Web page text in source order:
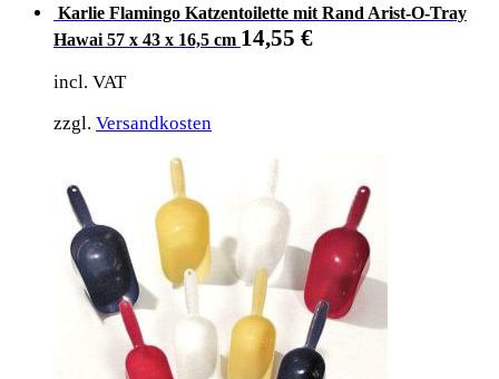
Karlie Flamingo Katzentoilette mit Rand Arist-O-Tray
Hawai 57 x 43 x 16,5 cm 14,55 €
incl. VAT
zzgl. Versandkosten